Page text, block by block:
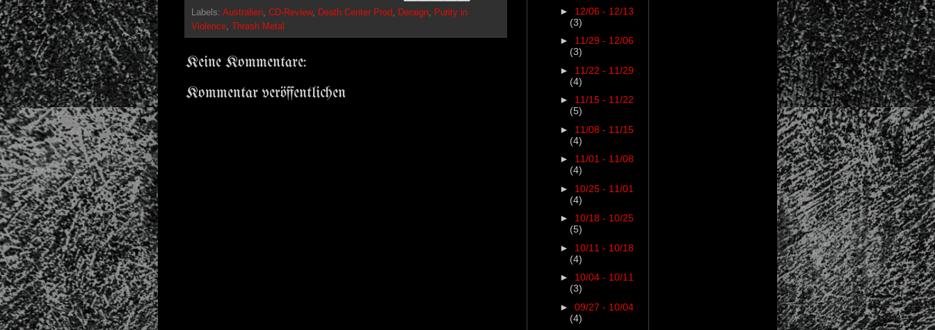
Labels: Australien CD-Review, Death Center Prod Deraign
Purity in
Violence Thrash Metal
Keine Kommentare:
Kommentar veröffentlichen
► 12/06 - 12/13
(3)
► 11/29 - 12/06
(3)
► 11/22 - 11/29
(4)
► 11/15 - 11/22
(5)
► 11/08 - 11/15
(4)
► 11/01 - 11/08
(4)
► 10/25 - 11/01
(4)
► 10/18 - 10/25
(5)
► 10/11 - 10/18
(4)
► 10/04 - 10/11
(3)
► 09/27 - 10/04
(4)